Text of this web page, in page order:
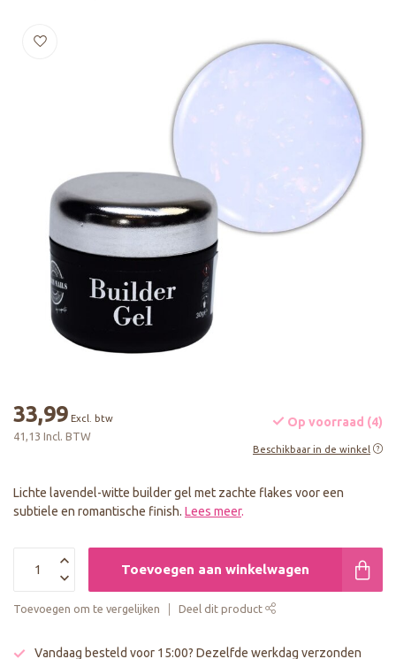
33,99 Excl. btw
41,13 Incl. BTW
Op voorraad (4)
Beschikbaar in de winkel
Lichte lavendel-witte builder gel met zachte flakes voor een
subtiele en romantische finish. Lees meer.
Toevoegen aan winkelwagen
Toevoegen om te vergelijken Deel dit product
Vandaag besteld voor 15:00? Dezelfde werkdag verzonden